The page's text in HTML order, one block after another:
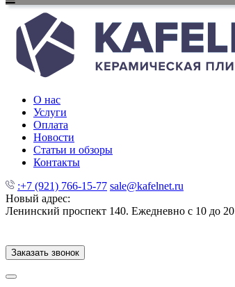
О нас
Услуги
Оплата
Новости
Статьи и обзоры
Контакты
:+7 (921) 766-15-77 sale@kafelnet.ru
Новый адрес:
Ленинский проспект 140. Ежедневно с 10 до 20
Заказать звонок